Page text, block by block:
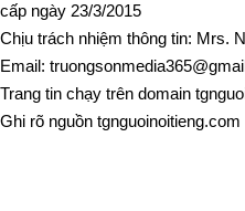
cấp ngày 23/3/2015
Chịu trách nhiệm thông tin: Mrs.
Email:
Trang tin chạy trên domain
Ghi rõ nguồn tgnguoinoitieng.com